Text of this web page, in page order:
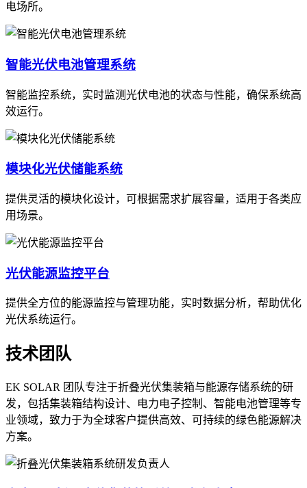
电场所。
智能光伏电池管理系统
智能监控系统，实时监测光伏电池的状态与性能，确保系统高
效运行。
模块化光伏储能系统
提供灵活的模块化设计，可根据需求扩展容量，适用于各类应
用场景。
光伏能源监控平台
提供全方位的能源监控与管理功能，实时数据分析，帮助优化
光伏系统运行。
技术团队
EK SOLAR 团队专注于折叠光伏集装箱与能源存储系统的研
发，包括集装箱结构设计、电力电子控制、智能电池管理等专
业领域，致力于为全球客户提供高效、可持续的绿色能源解决
方案。